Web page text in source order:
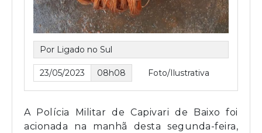
Por Ligado no Sul
23/05/2023 08h08 Foto/Ilustrativa
A Polícia Militar de Capivari de Baixo foi
acionada na manhã desta segunda-feira,